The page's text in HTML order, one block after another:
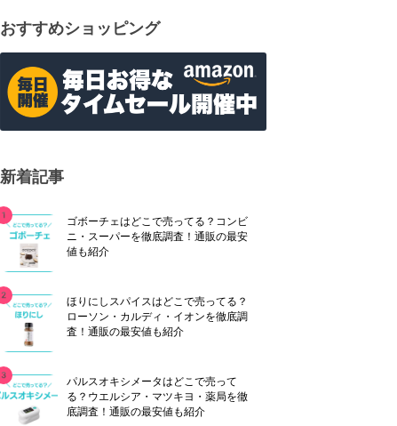
おすすめショッピング
新着記事
ゴボーチェはどこで売ってる？コンビ
ニ・スーパーを徹底調査！通販の最安
値も紹介
ほりにしスパイスはどこで売ってる？
ローソン・カルディ・イオンを徹底調
査！通販の最安値も紹介
パルスオキシメータはどこで売って
る？ウエルシア・マツキヨ・薬局を徹
底調査！通販の最安値も紹介